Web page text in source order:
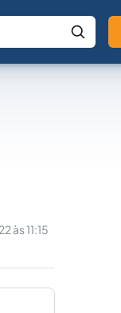
Buscar no Jus
às 11:15